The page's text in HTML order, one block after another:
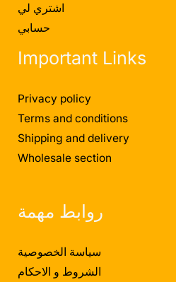
اشتري لي
حسابي
Important Links
Privacy policy
Terms and conditions
Shipping and delivery
Wholesale section
روابط مهمة
سياسة الخصوصية
الشروط و الاحكام